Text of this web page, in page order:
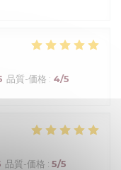
品質-価格 : 4/5
品質-価格 : 5/5